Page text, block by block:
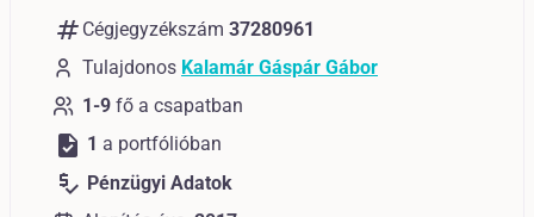
numbers Cégjegyzékszám 37280961
Tulajdonos Kalamár Gáspár Gábor
1-9 fő a csapatban
task 1 a portfólióban
price_check Pénzügyi Adatok